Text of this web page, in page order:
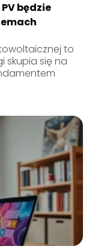
będzie
to
skupia się na